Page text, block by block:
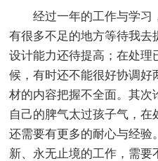
经过一年的工作与学习
有很多不足的地方等待我去
设计能力还待提高；在处
候，有时还不能很好协调好
材的内容把握不全面。其
自己的脾气太过孩子气，在
还需要有更多的耐心与经验
新、永无止境的工作，需